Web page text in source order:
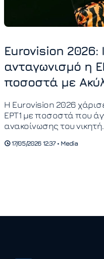
Eurovision 2026:
ανταγωνισμό η
ποσοστά με
Η Eurovision 2026
ΕΡΤ1 με ποσοστά που
ανακοίνωσης του νικητή.
17/05/2026 12:37 • Media